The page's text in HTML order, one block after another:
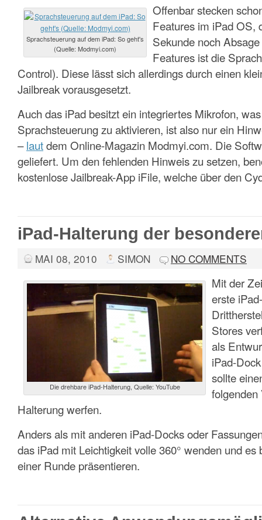
Sprachsteuerung auf dem iPad: So geht's
(Quelle: Modmyi.com)
Offenbar stecken
Features im iPad OS,
Sekunde noch
Features ist die
Control). Diese lässt sich allerdings durch einen
Jailbreak vorausgesetzt.
Auch das iPad besitzt ein integriertes Mikrofon,
Sprachsteuerung zu aktivieren, ist also nur ein
–lautdem Online-Magazin Modmyi.com. Die
geliefert. Um den fehlenden Hinweis zu setzen,
kostenlose Jailbreak-App iFile, welche über den
iPad-Halterung der
MAI 08, 2010 SIMON NO COMMENTS
Die drehbare iPad-Halterung, Quelle: YouTube
Mit der
erste
Stores
als
iPad-
sollte
folgenden
Halterung werfen.
Anders als mit anderen iPad-Docks oder
das iPad mit Leichtigkeit volle 360° wenden und es
einer Runde präsentieren.